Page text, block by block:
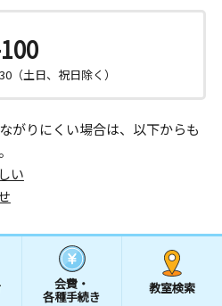
（土日、祝日除く）
がりにくい場合は、以下からも
い
会費・
各種手続き
教室検索